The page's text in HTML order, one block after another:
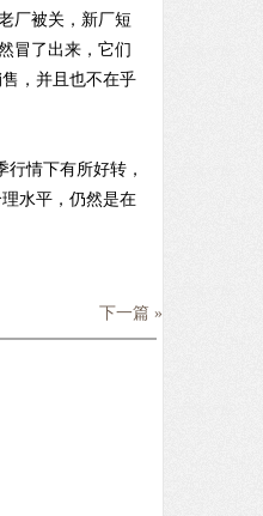
厂被关，新厂短
冒了出来，它们
，并且也不在乎
情下有所好转，
水平，仍然是在
下一篇 »